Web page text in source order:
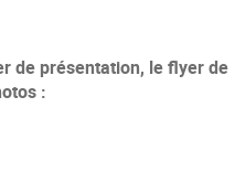
de présentation, le flyer de
: